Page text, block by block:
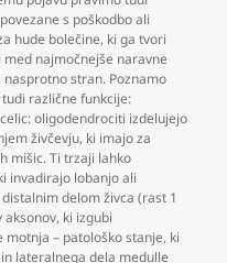
s poškodbo ali
hude bolečine, ki ga tvori
najmočnejše naravne
nasprotno stran. Poznamo
različne funkcije:
oligodendrociti izdelujejo
živčevju, ki imajo za
mišic. Ti trzaji lahko
invadirajo lobanjo ali
delom živca (rast 1
aksonov, ki izgubi
– patološko stanje, ki
lateralnega dela medulle